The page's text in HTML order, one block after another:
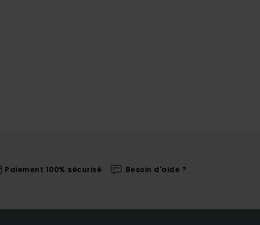
Paiement 100% sécurisé Besoin d'aide ?